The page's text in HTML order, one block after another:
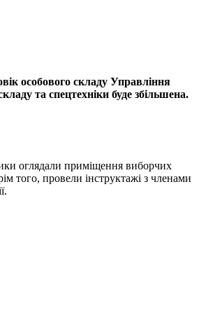
особового складу Управління
та спецтехніки буде збільшена.
оглядали приміщення виборчих
того, провели інструктажі з членами